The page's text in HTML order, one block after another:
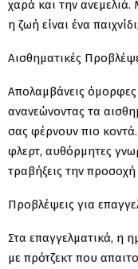
χαρά και την
η ζωή είναι ένα παιχνίδι;
Αισθηματικές
Απολαμβάνεις όμορφες
ανανεώνοντας τα
σας φέρνουν πιο
φλερτ, αυθόρμητες
τραβήξεις την
Προβλέψεις για
Στα επαγγελματικά, η
με πρότζεκτ που